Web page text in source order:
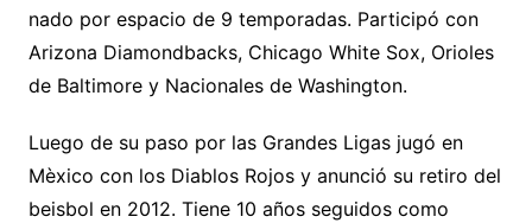
nado por espacio de 9 temporadas. Participó con
Arizona Diamondbacks, Chicago White Sox, Orioles
de Baltimore y Nacionales de Washington.
Luego de su paso por las Grandes Ligas jugó en
Mèxico con los Diablos Rojos y anunció su retiro del
beisbol en 2012. Tiene 10 años seguidos como